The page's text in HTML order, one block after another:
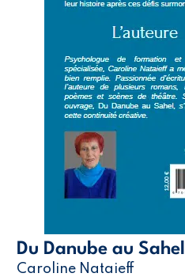
Du Danube au Sahel
Caroline Nataieff